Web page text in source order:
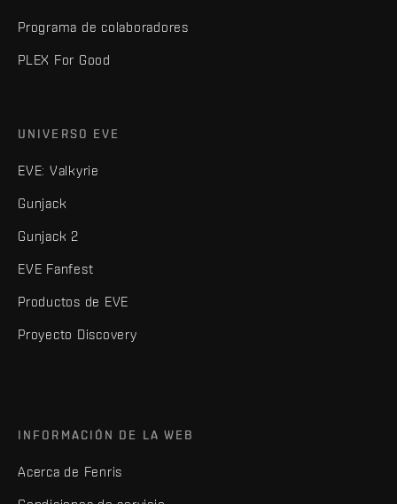
Programa de colaboradores
PLEX For Good
UNIVERSO EVE
EVE: Valkyrie
Gunjack
Gunjack 2
EVE Fanfest
Productos de EVE
Proyecto Discovery
INFORMACIÓN DE LA WEB
Acerca de Fenris